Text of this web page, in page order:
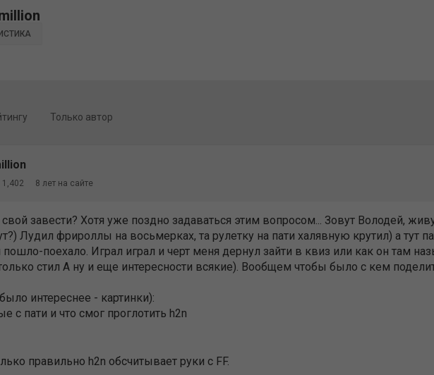
Только автор
1,402 8 лет на сайте
завести? Хотя уже поздно задаваться этим вопросом... Зовут Володей,
Лудил фрироллы на восьмерках, та рулетку на пати халявную крутил) а тут
пошло-поехало. Играл играл и черт меня дернул зайти в квиз или как он там
стил А ну и еще интересности всякие). Вообщем чтобы было с кем
интереснее - картинки):
с пати и что смог проглотить h2n
правильно h2n обсчитывает руки с FF.